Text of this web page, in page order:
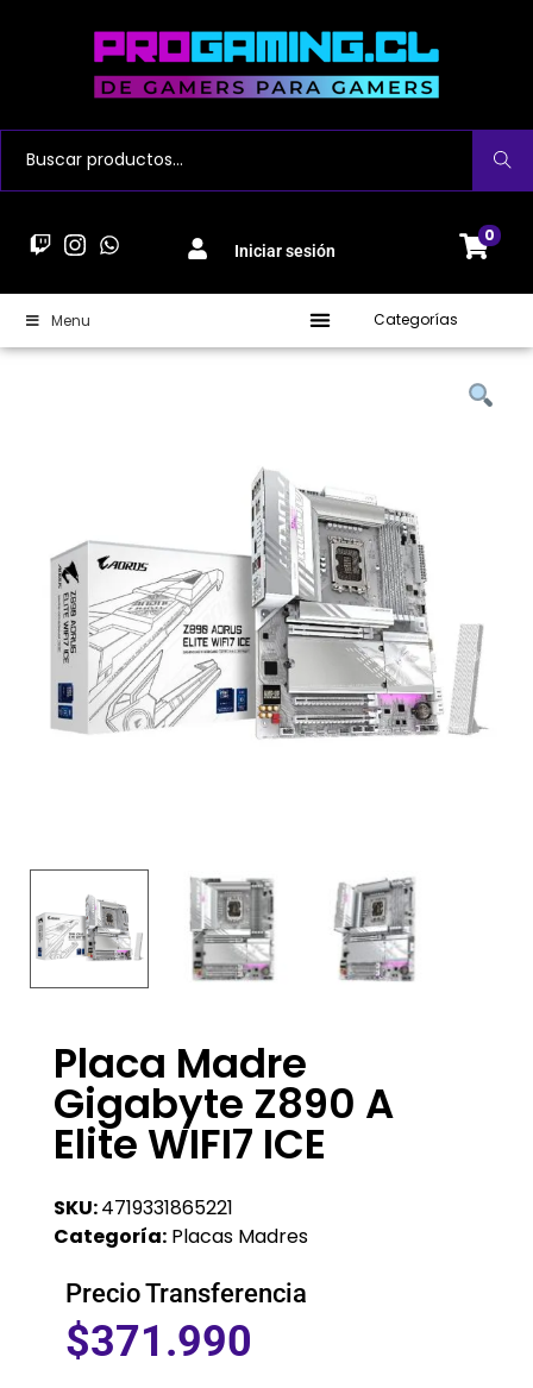
Buscar
Iniciar sesión
0
Menu Categorías
Placa Madre
Gigabyte Z890 A
Elite WIFI7 ICE
SKU:4719331865221
Categoría: Placas Madres
Precio Transferencia
$371.990